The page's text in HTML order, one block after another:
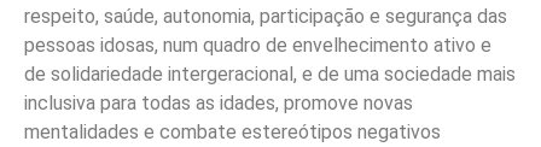
respeito, saúde, autonomia, participação e segurança das
pessoas idosas, num quadro de envelhecimento ativo e
de solidariedade intergeracional, e de uma sociedade mais
inclusiva para todas as idades, promove novas
mentalidades e combate estereótipos negativos